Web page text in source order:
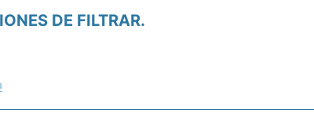
DE FILTRAR.